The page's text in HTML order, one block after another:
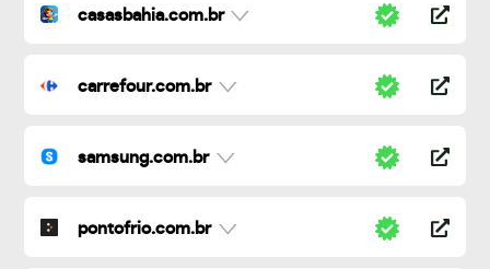
casasbahia.com.br
carrefour.com.br
samsung.com.br
pontofrio.com.br